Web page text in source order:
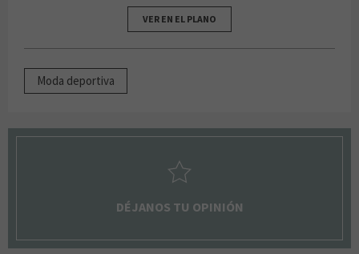
VER EN EL PLANO
Moda deportiva
DÉJANOS TU OPINIÓN